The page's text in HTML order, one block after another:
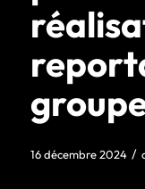
16 décembre 2024 /